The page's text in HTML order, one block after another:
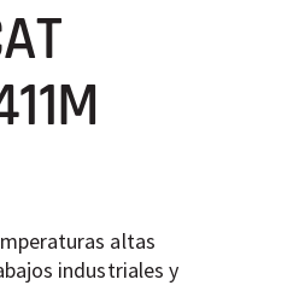
altas
industriales y